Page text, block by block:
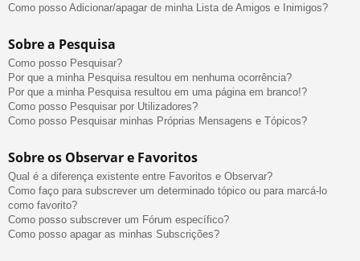
Como posso Adicionar/apagar de minha Lista de Amigos e Inimigos?
Sobre a Pesquisa
Como posso Pesquisar?
Por que a minha Pesquisa resultou em nenhuma ocorrência?
Por que a minha Pesquisa resultou em uma página em branco!?
Como posso Pesquisar por Utilizadores?
Como posso Pesquisar minhas Próprias Mensagens e Tópicos?
Sobre os Observar e Favoritos
Qual é a diferença existente entre Favoritos e Observar?
Como faço para subscrever um determinado tópico ou para marcá-lo
como favorito?
Como posso subscrever um Fórum específico?
Como posso apagar as minhas Subscrições?